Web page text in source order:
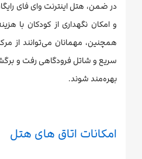
و امکان نگهداری از کودکان با
سریع و شاتل فرودگاهی رفت و
بهره‌مند شوند.
امکانات اتاق های هتل